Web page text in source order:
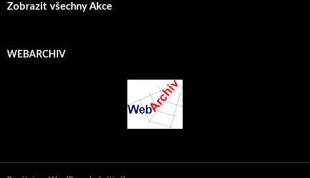
Zobrazit všechny Akce
WEBARCHIV